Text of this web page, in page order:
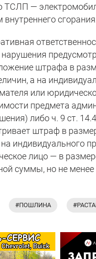
ТСЛП —
внутреннего
штрафа в
а на
или
предмета
либо ч. 9 ст.
штраф в
индивидуального
лицо — в
суммы, но не
#ПОШЛИНА